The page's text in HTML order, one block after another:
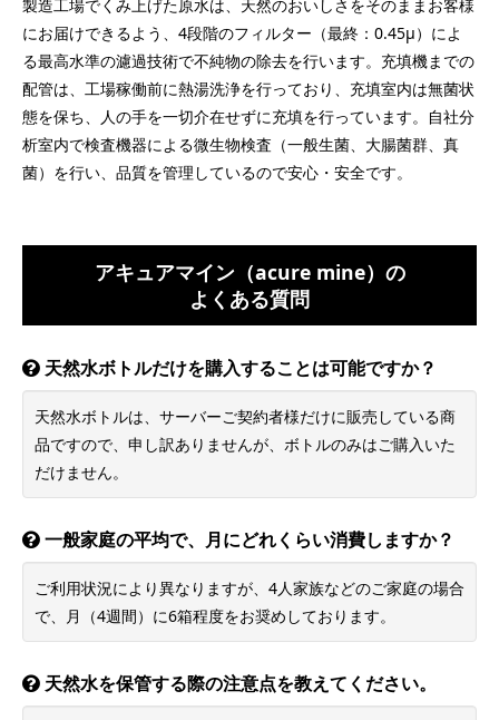
アキュアマイン（acure mine）の
よくある質問
天然水ボトルだけを購入することは可能ですか？
天然水ボトルは、サーバーご契約者様だけに販売している商
一般家庭の平均で、月にどれくらい消費しますか？
で、月（4週間）に6箱程度をお奨めしております。
天然水を保管する際の注意点を教えてください。
また、屋外などでの保管や湿度の高い場所での保管はご遠慮
くださいますようお願いいたします。
申込みから何日くらいで利用できますか？
お申込み日より最短で9日後※にウォーターサーバーをお届け